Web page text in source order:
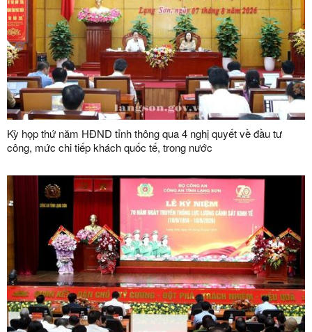
Kỳ họp thứ năm HĐND tỉnh thông qua 4 nghị quyết về đầu tư
công, mức chi tiếp khách quốc tế, trong nước